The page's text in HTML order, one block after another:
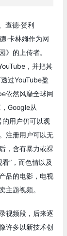
查德·贺利
·卡林姆作为网
》的上传者。
，并把其
过YouTube盈
依然风靡全球网
Google从
用户仍可以观
注册用户可以无
，含有暴力或裸
”，而色情以及
品的电影，电视
主题视频。
视频段，后来逐
许多以新技术创